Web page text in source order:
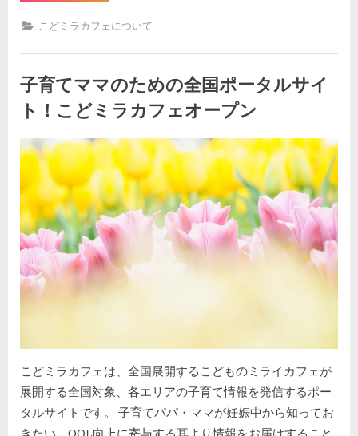
ラ
カ
ェ
よ
う
こ
そ
★”
こどミラカフェについて
子育てママのための全国ポータルサイ
ト！こどミラカフェオープン
Posted
on
2023年4月23日
By
kodomira-cafe-admin
こどミラカフェは、全国展開するこどものミライカフェが
展開する全国対象、各エリアの子育て情報を発信するポー
タルサイトです。 子育てパパ・ママが妊娠中から知ってお